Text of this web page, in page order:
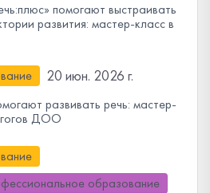
помогают выстраивать
развития: мастер-класс в
20 июн. 2026 г.
развивать речь: мастер-
ДОО
образование